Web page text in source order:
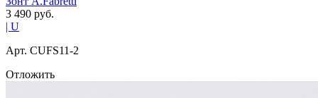
3 490 руб.
| U
Арт. СUFS11-2
Отложить